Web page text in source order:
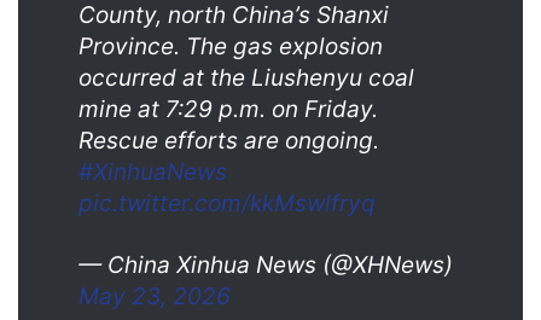
County, north China’s Shanxi
Province. The gas explosion
occurred at the Liushenyu coal
mine at 7:29 p.m. on Friday.
Rescue efforts are ongoing.
#XinhuaNews
pic.twitter.com/kkMswlfryq
— China Xinhua News (@XHNews)
May 23, 2026